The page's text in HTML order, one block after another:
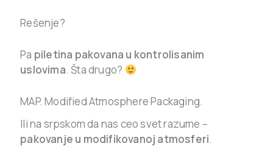
Rešenje?
Pa piletina pakovana u kontrolisanim
uslovima. Šta drugo?
MAP. Modified Atmosphere Packaging.
Ili na srpskom da nas ceo svet razume –
pakovanje u modifikovanoj atmosferi.